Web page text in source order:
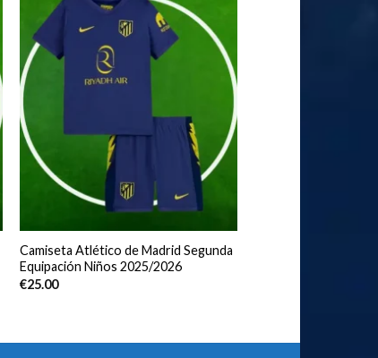
Camiseta Atlético de Madrid Segunda
Equipación Niños 2025/2026
€25.00